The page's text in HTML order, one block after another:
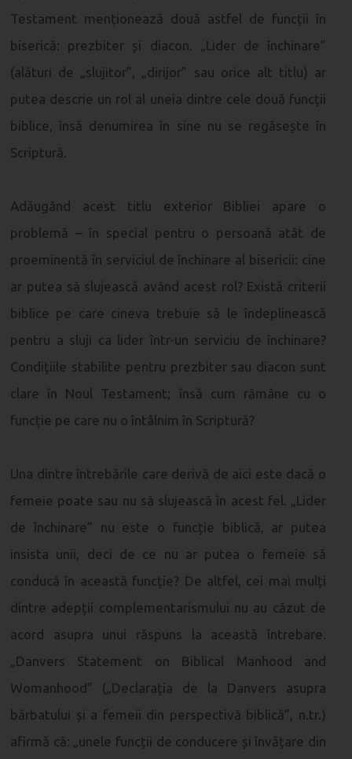
Testament menționează două astfel de funcții în
biserică: prezbiter și diacon. „Lider de închinare”
(alături de „slujitor”, „dirijor” sau orice alt titlu) ar
putea descrie un rol al uneia dintre cele două funcții
biblice, însă denumirea în sine nu se regăsește în
Scriptură.
Adăugând acest titlu exterior Bibliei apare o
problemă – în special pentru o persoană atât de
proeminentă în serviciul de închinare al bisericii: cine
ar putea să slujească având acest rol? Există criterii
biblice pe care cineva trebuie să le îndeplinească
pentru a sluji ca lider într-un serviciu de închinare?
Condițiile stabilite pentru prezbiter sau diacon sunt
clare în Noul Testament; însă cum rămâne cu o
funcție pe care nu o întâlnim în Scriptură?
Una dintre întrebările care derivă de aici este dacă o
femeie poate sau nu să slujească în acest fel. „Lider
de închinare” nu este o funcție biblică, ar putea
insista unii, deci de ce nu ar putea o femeie să
conducă în această funcție? De altfel, cei mai mulți
dintre adepții complementarismului nu au căzut de
acord asupra unui răspuns la această întrebare.
„Danvers Statement on Biblical Manhood and
Womanhood” („Declarația de la Danvers asupra
bărbatului și a femeii din perspectivă biblică”, n.tr.)
afirmă că: „unele funcții de conducere și învățare din